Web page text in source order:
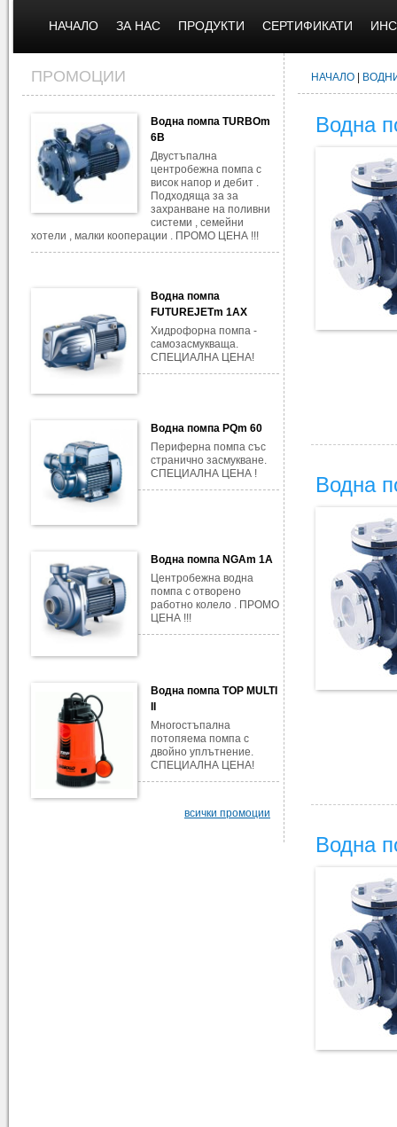
НАЧАЛО ЗА НАС ПРОДУКТИ СЕРТИФИКАТИ
ПРОМОЦИИ
Водна помпа TURBOm
6B
Двустъпална
центробежна помпа с
висок напор и дебит .
Подходяща за за
захранване на поливни
системи , семейни
хотели , малки кооперации . ПРОМО ЦЕНА !!!
Водна помпа
FUTUREJETm 1AX
Хидрофорна помпа -
самозасмукваща.
СПЕЦИАЛНА ЦЕНА!
Водна помпа PQm 60
Периферна помпа със
странично засмукване.
СПЕЦИАЛНА ЦЕНА !
Водна помпа NGAm 1A
Центробежна водна
помпа с отворено
работно колело . ПРОМО
ЦЕНА !!!
Водна помпа TOP MULTI
Многостъпална
потопяема помпа с
двойно уплътнение.
СПЕЦИАЛНА ЦЕНА!
всички промоции
НАЧАЛО
Водна
Водна
Водна